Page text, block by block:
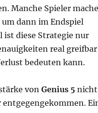
Manche Spieler
dann im Endspiel
ist diese Strategie nur
real greifbar
bedeuten kann.
von Genius 5 nicht